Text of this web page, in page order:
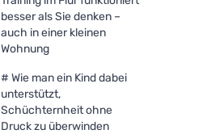
besser als Sie denken –
auch in einer kleinen
Wohnung
# Wie man ein Kind dabei
unterstützt,
Schüchternheit ohne
Druck zu überwinden